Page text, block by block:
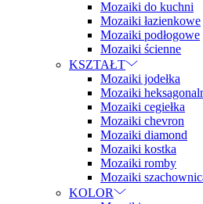
Mozaiki do kuchni
Mozaiki łazienkowe
Mozaiki podłogowe
Mozaiki ścienne
KSZTAŁT
Mozaiki jodełka
Mozaiki
Mozaiki cegiełka
Mozaiki chevron
Mozaiki diamond
Mozaiki kostka
Mozaiki romby
Mozaiki
KOLOR